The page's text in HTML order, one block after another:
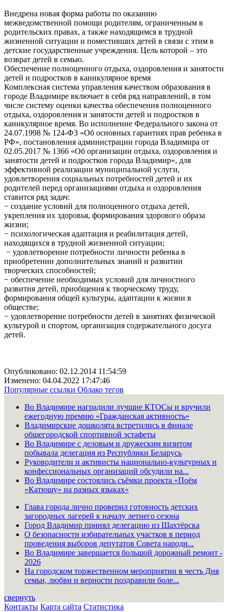
Внедрена новая форма работы по оказанию
межведомственной помощи родителям, ограниченным в
родительских правах, а также находящимся в трудной
жизненной ситуации и поместивших детей в связи с этим в
детские государственные учреждения. Цель которой – это
возврат детей в семью.
Обеспечение полноценного отдыха, оздоровления и занятости
детей и подростков в каникулярное время
Комплексная система управления качеством образования в
городе Владимире включает в себя ряд направлений, в том
числе систему оценки качества обеспечения полноценного
отдыха, оздоровления и занятости детей и подростков в
каникулярное время. Во исполнение Федерального закона от
24.07.1998 № 124-ФЗ «Об основных гарантиях прав ребенка в
РФ», постановления администрации города Владимира от
02.05.2017 № 1366 «Об организации отдыха, оздоровления и
занятости детей и подростков города Владимир», для
эффективной реализации муниципальной услуги,
удовлетворения социальных потребностей детей и их
родителей перед организациями отдыха и оздоровления
ставится ряд задач:
− создание условий для полноценного отдыха детей,
укрепления их здоровья, формирования здорового образа
жизни;
− психологическая адаптация и реабилитация детей,
находящихся в трудной жизненной ситуации;
− удовлетворение потребности личности ребенка в
приобретении дополнительных знаний и развитии
творческих способностей;
− обеспечение необходимых условий для личностного
развития детей, приобщения к творческому труду,
формирования общей культуры, адаптации к жизни в
обществе;
− удовлетворение потребности детей в занятиях физической
культурой и спортом, организация содержательного досуга
детей.
Опубликовано: 02.12.2014 11:54:59
Изменено: 04.04.2022 17:47:46
Популярные ссылки Облако тегов
Во Владимире наградили лучшие КТОСы и вручили
ежегодную премию «Гражданская активность»
Владимирские дошколята встретились в финале
общегородской спортивной эстафеты
Во Владимире с деловым и дружеским визитом
побывала делегация из Республики Беларусь
Руководители и активисты национально-культурных и
конфессиональных организаций обсудили на...
Во Владимире состоялись съёмки проекта «Поём
«Катюшу» на разных языках»
Глава города лично проверил готовность детских
загородных лагерей к началу летнего сезона
Город Владимир принял делегацию из Шахтёрска
О безопасности избирательных участков в период
проведения выборов депутатов Совета народн...
Во Владимире завершается большой дорожный ремонт -
2026
На городском торжественном мероприятии в честь Дня
семьи, любви и верности поздравили боле...
свернуть
Контакты Карта сайта Статистика